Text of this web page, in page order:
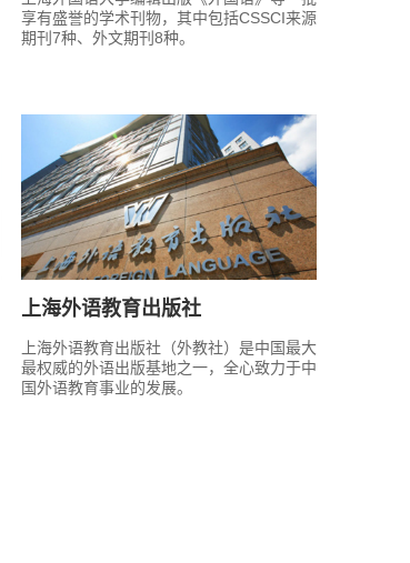
享有盛誉的学术刊物，其中包括CSSCI来源
期刊7种、外文期刊8种。
上海外语教育出版社
上海外语教育出版社（外教社）是中国最大
最权威的外语出版基地之一，全心致力于中
国外语教育事业的发展。